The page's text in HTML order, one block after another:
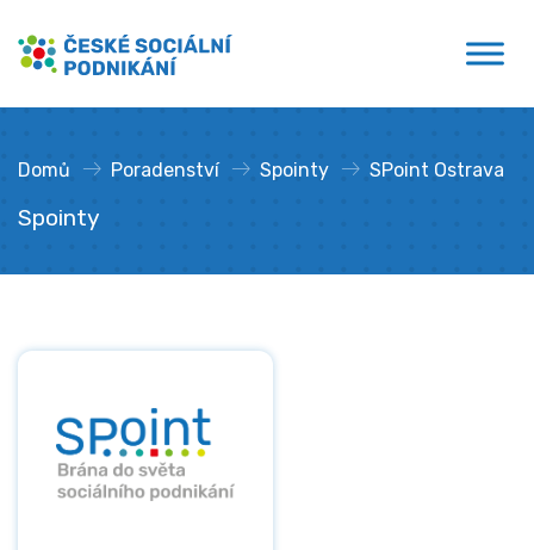
obsahu
České sociální podnikání
Domů » Poradenství » Spointy » SPoint Ostrava
Spointy